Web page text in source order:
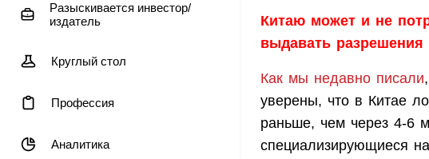
Разыскивается инвестор/
издатель
Круглый стол
Профессия
Аналитика
Китаю может и не
выдавать разрешения
Как мы недавно писали
уверены, что в Китае
раньше, чем через 4-6
специализирующиеся